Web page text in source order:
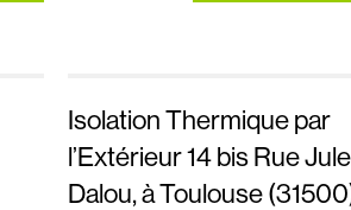
Isolation Thermique par
l’Extérieur 14 bis Rue
Dalou, à Toulouse